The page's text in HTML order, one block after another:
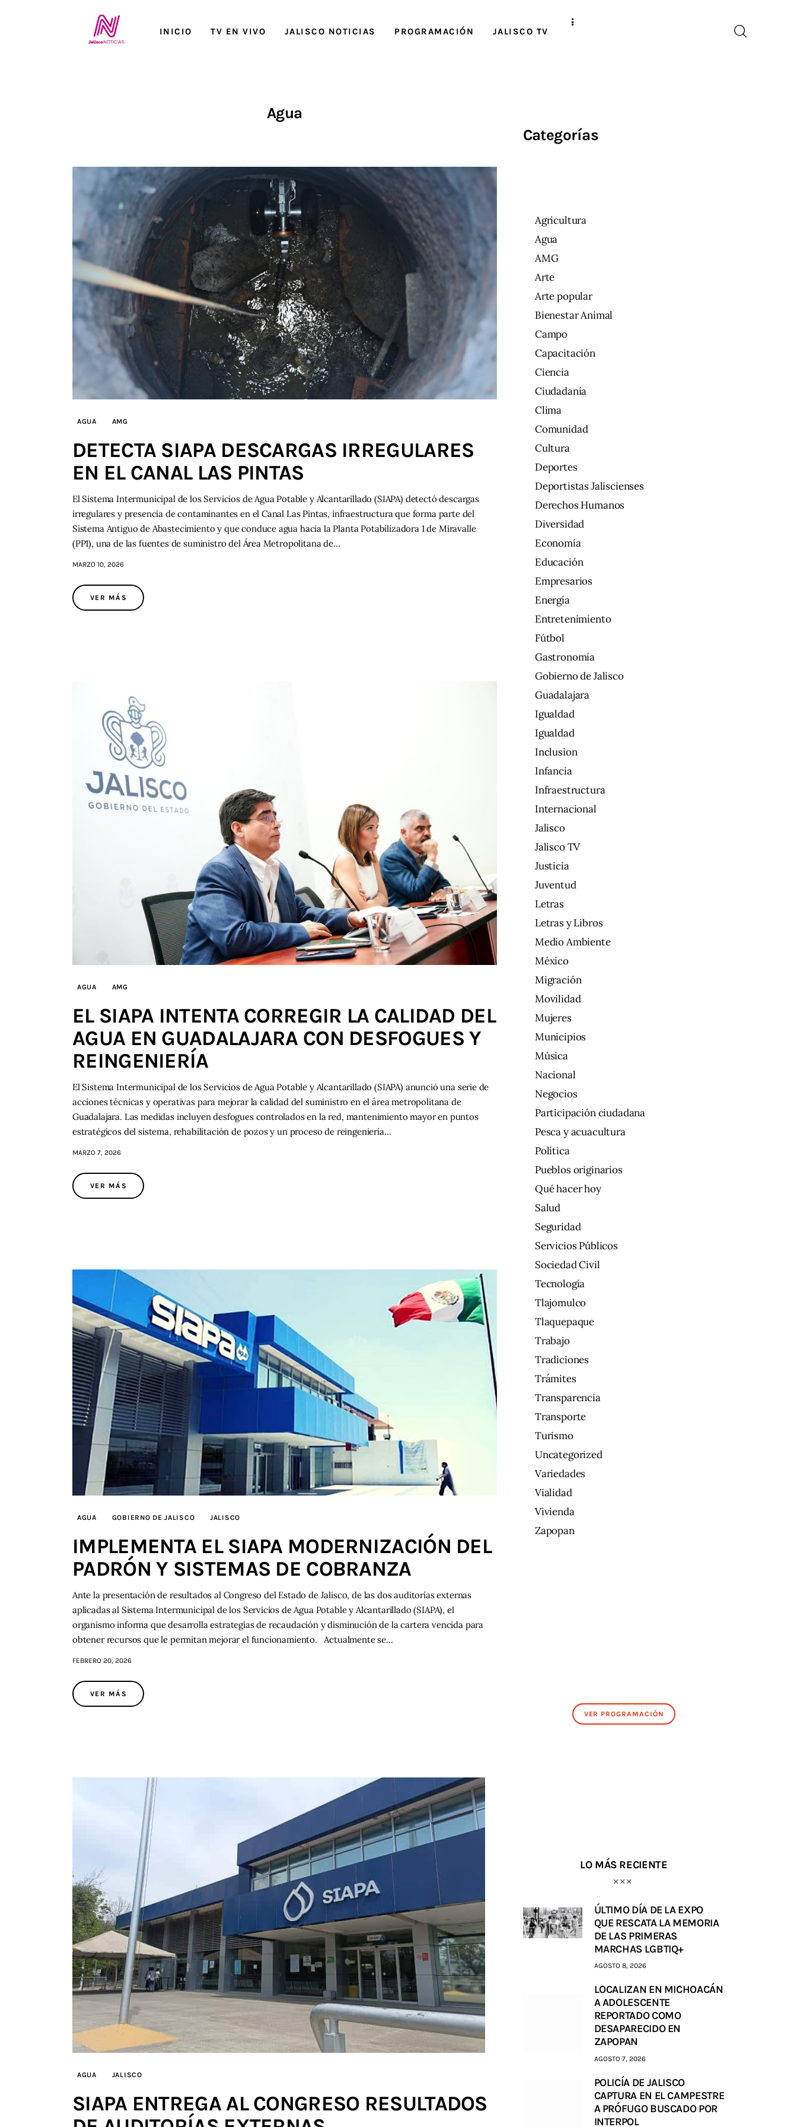
INICIO TV EN VIVO JALISCO NOTICIAS PROGRAMACIÓN JALISCO TV
Agua
AGUA AMG
DETECTA SIAPA DESCARGAS IRREGULARES
EN EL CANAL LAS PINTAS
El Sistema Intermunicipal de los Servicios de Agua Potable y Alcantarillado (SIAPA) detectó descargas
irregulares y presencia de contaminantes en el Canal Las Pintas, infraestructura que forma parte del
Sistema Antiguo de Abastecimiento y que conduce agua hacia la Planta Potabilizadora 1 de Miravalle
(PP1), una de las fuentes de suministro del Área Metropolitana de…
MARZO 10, 2026
VER MÁS
AGUA AMG
EL SIAPA INTENTA CORREGIR LA CALIDAD DEL
AGUA EN GUADALAJARA CON DESFOGUES Y
REINGENIERÍA
El Sistema Intermunicipal de los Servicios de Agua Potable y Alcantarillado (SIAPA) anunció una serie de
acciones técnicas y operativas para mejorar la calidad del suministro en el área metropolitana de
Guadalajara. Las medidas incluyen desfogues controlados en la red, mantenimiento mayor en puntos
estratégicos del sistema, rehabilitación de pozos y un proceso de reingeniería…
MARZO 7, 2026
VER MÁS
AGUA GOBIERNO DE JALISCO JALISCO
IMPLEMENTA EL SIAPA MODERNIZACIÓN DEL
PADRÓN Y SISTEMAS DE COBRANZA
Ante la presentación de resultados al Congreso del Estado de Jalisco, de las dos auditorías externas
aplicadas al Sistema Intermunicipal de los Servicios de Agua Potable y Alcantarillado (SIAPA), el
organismo informa que desarrolla estrategias de recaudación y disminución de la cartera vencida para
obtener recursos que le permitan mejorar el funcionamiento. Actualmente se…
FEBRERO 20, 2026
VER MÁS
AGUA JALISCO
SIAPA ENTREGA AL CONGRESO RESULTADOS
Categorías
Agricultura
Agua
AMG
Arte
Arte popular
Bienestar Animal
Campo
Capacitación
Ciencia
Ciudadanía
Clima
Comunidad
Cultura
Deportes
Deportistas Jaliscienses
Derechos Humanos
Diversidad
Economía
Educación
Empresarios
Energía
Entretenimiento
Fútbol
Gastronomía
Gobierno de Jalisco
Guadalajara
Igualdad
Igualdad
Inclusion
Infancia
Infraestructura
Internacional
Jalisco
Jalisco TV
Justicia
Juventud
Letras
Letras y Libros
Medio Ambiente
México
Migración
Movilidad
Mujeres
Municipios
Música
Nacional
Negocios
Participación ciudadana
Pesca y acuacultura
Política
Pueblos originarios
Qué hacer hoy
Salud
Seguridad
Servicios Públicos
Sociedad Civil
Tecnología
Tlajomulco
Tlaquepaque
Trabajo
Tradiciones
Trámites
Transparencia
Transporte
Turismo
Uncategorized
Variedades
Vialidad
Vivienda
Zapopan
VER PROGRAMACIÓN
LO MÁS RECIENTE
ÚLTIMO DÍA DE LA EXPO
QUE RESCATA LA MEMORIA
DE LAS PRIMERAS
MARCHAS LGBTIQ+
AGOSTO 8, 2026
LOCALIZAN EN MICHOACÁN
A ADOLESCENTE
REPORTADO COMO
DESAPARECIDO EN
ZAPOPAN
AGOSTO 7, 2026
POLICÍA DE JALISCO
CAPTURA EN EL CAMPESTRE
A PRÓFUGO BUSCADO POR
INTERPOL